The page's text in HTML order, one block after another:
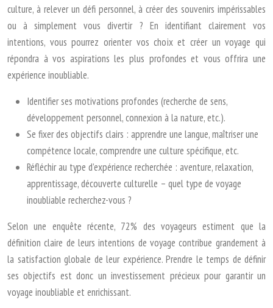
culture, à relever un défi personnel, à créer des souvenirs impérissables
ou à simplement vous divertir ? En identifiant clairement vos
intentions, vous pourrez orienter vos choix et créer un voyage qui
répondra à vos aspirations les plus profondes et vous offrira une
expérience inoubliable.
Identifier ses motivations profondes (recherche de sens,
développement personnel, connexion à la nature, etc.).
Se fixer des objectifs clairs : apprendre une langue, maîtriser une
compétence locale, comprendre une culture spécifique, etc.
Réfléchir au type d’expérience recherchée : aventure, relaxation,
apprentissage, découverte culturelle – quel type de voyage
inoubliable recherchez-vous ?
Selon une enquête récente, 72% des voyageurs estiment que la
définition claire de leurs intentions de voyage contribue grandement à
la satisfaction globale de leur expérience. Prendre le temps de définir
ses objectifs est donc un investissement précieux pour garantir un
voyage inoubliable et enrichissant.